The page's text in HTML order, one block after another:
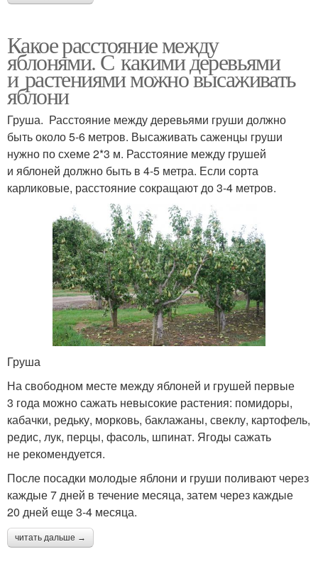
Какое расстояние между
яблонями. С какими деревьями
и растениями можно высаживать
яблони
Груша. Расстояние между деревьями груши должно
быть около 5-6 метров. Высаживать саженцы груши
нужно по схеме 2*3 м. Расстояние между грушей
и яблоней должно быть в 4-5 метра. Если сорта
карликовые, расстояние сокращают до 3-4 метров.
Груша
На свободном месте между яблоней и грушей первые
3 года можно сажать невысокие растения: помидоры,
кабачки, редьку, морковь, баклажаны, свеклу, картофель,
редис, лук, перцы, фасоль, шпинат. Ягоды сажать
не рекомендуется.
После посадки молодые яблони и груши поливают через
каждые 7 дней в течение месяца, затем через каждые
20 дней еще 3-4 месяца.
читать дальше →